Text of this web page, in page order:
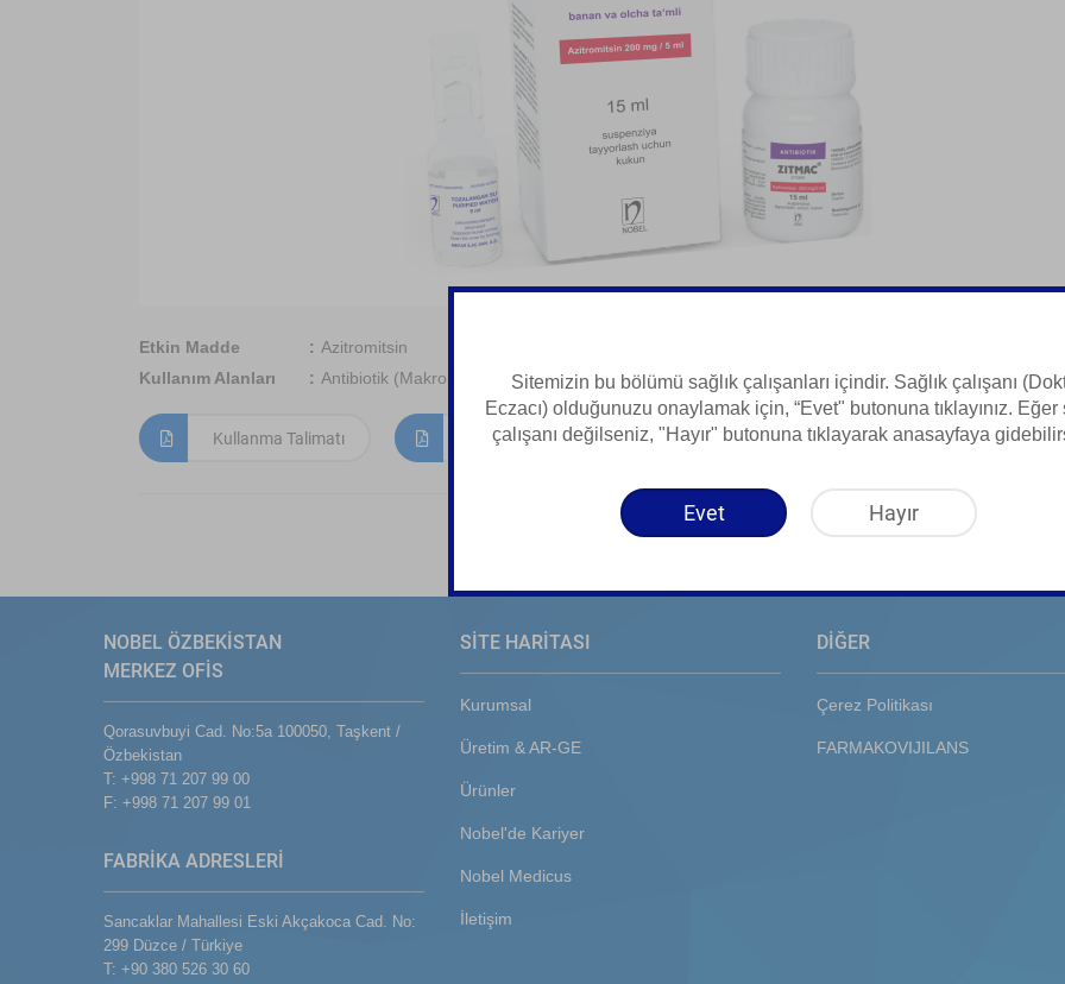
Etkin Madde
Azitromitsin
Kullanım Alanları
Antibiotik (Makrolid Guruhi)
Kullanma Talimatı Kısa Ürün Bilgisi
NOBEL ÖZBEKİSTAN
MERKEZ OFİS
Qorasuvbuyi Cad. No:5a 100050, Taşkent /
Özbekistan
T: +998 71 207 99 00
F: +998 71 207 99 01
FABRİKA ADRESLERİ
Sancaklar Mahallesi Eski Akçakoca Cad. No:
299 Düzce / Türkiye
T: +90 380 526 30 60
SİTE HARİTASI
Kurumsal
Üretim & AR-GE
Ürünler
Nobel'de Kariyer
Nobel Medicus
İletişim
DİĞER
Çerez Politikası
FARMAKOVIJILANS
Sitemizin bu bölümü sağlık çalışanları içindir. Sağlık çalışanı
Eczacı) olduğunuzu onaylamak için, “Evet" butonuna tıklayınız. Eğer
çalışanı değilseniz, "Hayır" butonuna tıklayarak anasayfaya
Evet Hayır